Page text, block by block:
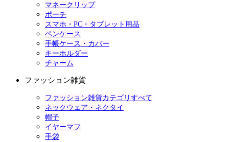
マネークリップ
ポーチ
スマホ・PC・タブレット用品
ペンケース
手帳ケース・カバー
キーホルダー
チャーム
ファッション雑貨
ファッション雑貨カテゴリすべて
ネックウェア・ネクタイ
帽子
イヤーマフ
手袋